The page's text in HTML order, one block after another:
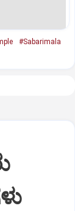
#Sabarimala